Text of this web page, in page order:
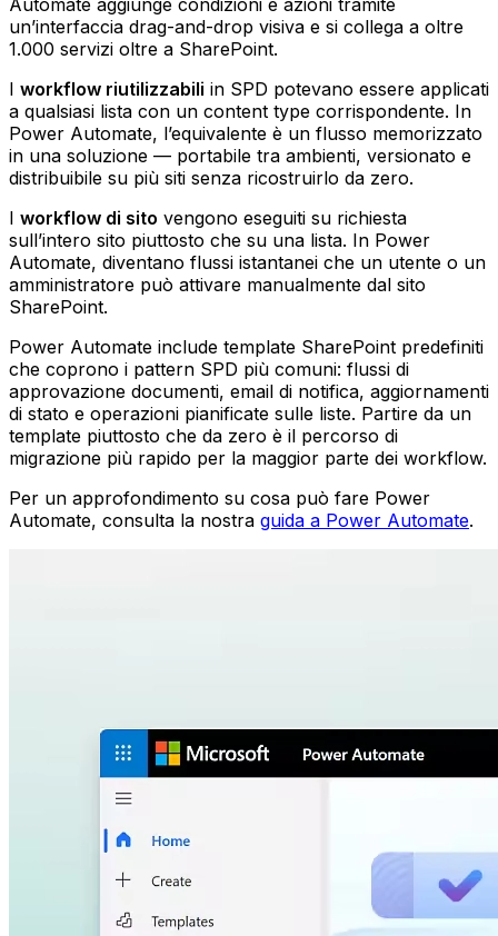
un’interfaccia drag-and-drop visiva e si collega a oltre
1.000 servizi oltre a SharePoint.
I workflow riutilizzabili in SPD potevano essere applicati
a qualsiasi lista con un content type corrispondente. In
Power Automate, l’equivalente è un flusso memorizzato
in una soluzione — portabile tra ambienti, versionato e
distribuibile su più siti senza ricostruirlo da zero.
I workflow di sito vengono eseguiti su richiesta
sull’intero sito piuttosto che su una lista. In Power
Automate, diventano flussi istantanei che un utente o un
amministratore può attivare manualmente dal sito
SharePoint.
Power Automate include template SharePoint predefiniti
che coprono i pattern SPD più comuni: flussi di
approvazione documenti, email di notifica, aggiornamenti
di stato e operazioni pianificate sulle liste. Partire da un
template piuttosto che da zero è il percorso di
migrazione più rapido per la maggior parte dei workflow.
Per un approfondimento su cosa può fare Power
Automate, consulta la nostra guida a Power Automate.